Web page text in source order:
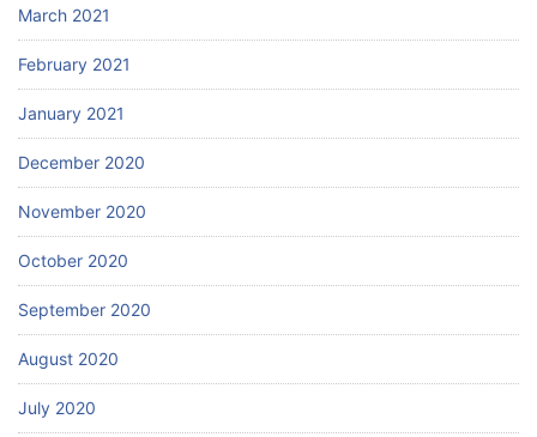
March 2021
February 2021
January 2021
December 2020
November 2020
October 2020
September 2020
August 2020
July 2020